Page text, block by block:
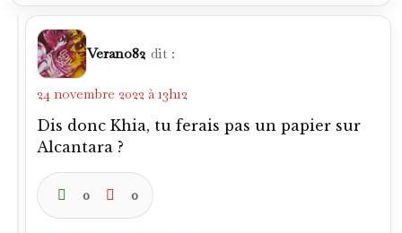
Verano82 dit :
24 novembre 2022 à 13h12
Dis donc Khia, tu ferais pas un papier sur
Alcantara ?
0 0